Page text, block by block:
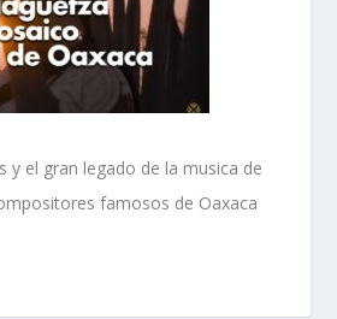
y el gran legado de la musica de
famosos de Oaxaca